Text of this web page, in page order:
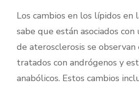
Los cambios en los lípidos en
sabe que están asociados
de aterosclerosis se observan
tratados con andrógenos y
anabólicos. Estos cambios